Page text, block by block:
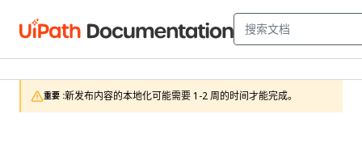
重要 :新发布内容的本地化可能需要 1-2 周的时间才能完成。